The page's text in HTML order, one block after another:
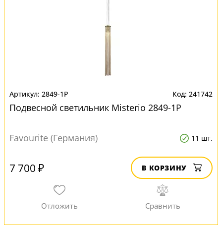
2849-1P 241742
Подвесной светильник Misterio 2849-1P
Favourite (Германия) 11 шт.
7 700 ₽ В КОРЗИНУ